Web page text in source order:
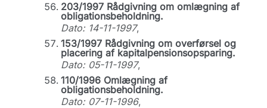
203/1997 Rådgivning om omlægning af
obligationsbeholdning.
Dato: 14-11-1997,
153/1997 Rådgivning om overførsel og
placering af kapitalpensionsopsparing.
Dato: 05-11-1997,
110/1996 Omlægning af
obligationsbeholdning.
Dato: 07-11-1996,